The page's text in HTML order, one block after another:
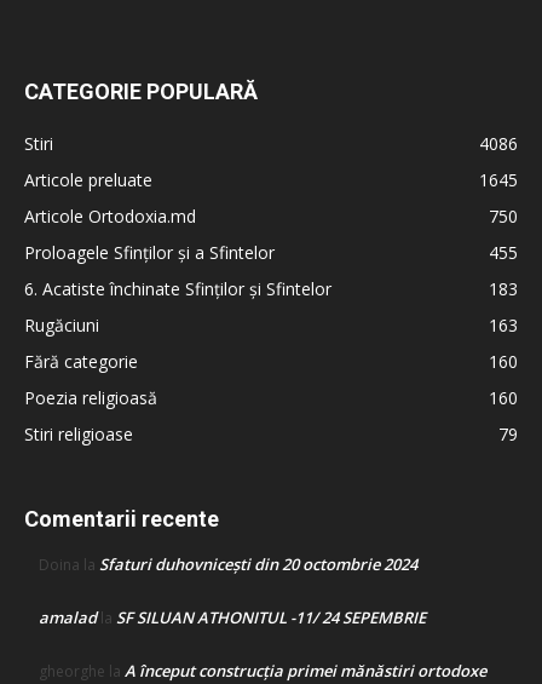
CATEGORIE POPULARĂ
Stiri
4086
Articole preluate
1645
Articole Ortodoxia.md
750
Proloagele Sfinților și a Sfintelor
455
6. Acatiste închinate Sfinților și Sfintelor
183
Rugăciuni
163
Fără categorie
160
Poezia religioasă
160
Stiri religioase
79
Comentarii recente
Doina la Sfaturi duhovnicești din 20 octombrie 2024
amaladla SF SILUAN ATHONITUL -11/ 24 SEPEMBRIE
gheorghe la A început construcţia primei mănăstiri ortodoxe